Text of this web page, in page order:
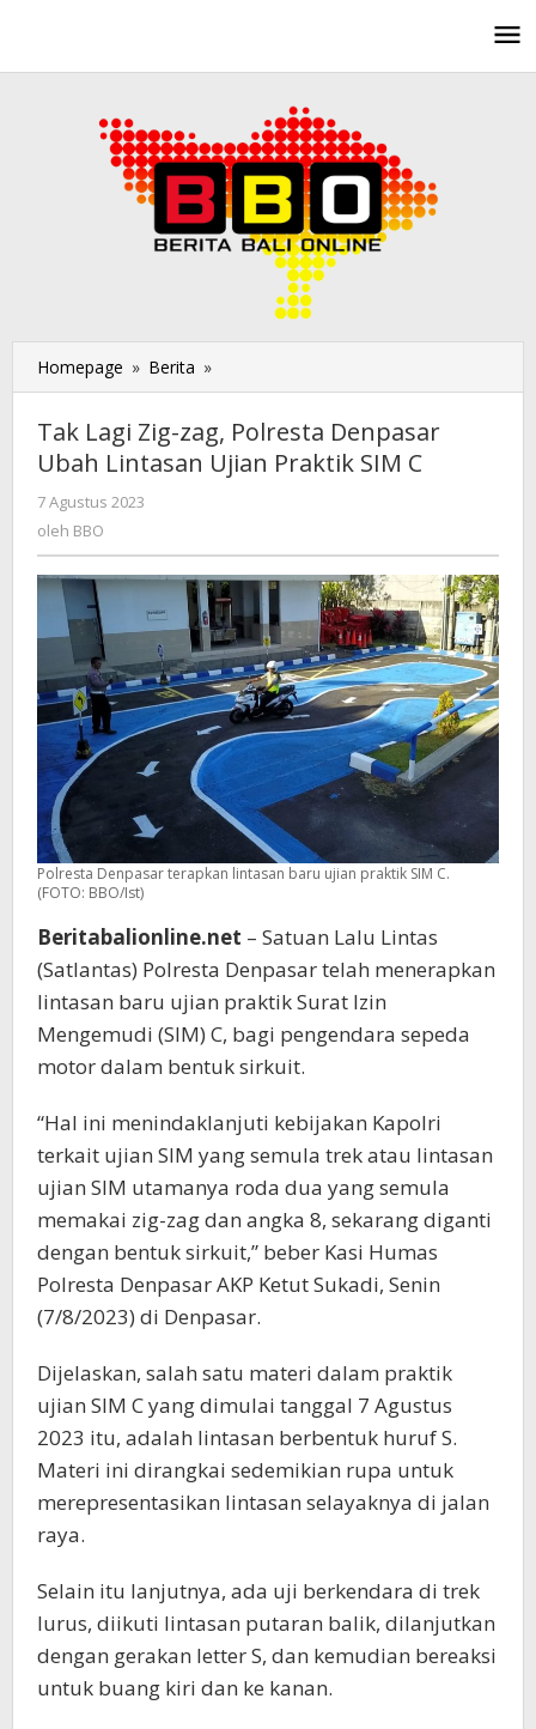
Homepage » Berita »
Lagi
zag,
Polresta
Praktik
SIM
C
Tak Lagi Zig-zag, Polresta Denpasar
Ubah Lintasan Ujian Praktik SIM C
7 Agustus 2023
oleh BBO
Polresta Denpasar terapkan lintasan baru ujian praktik SIM C.
(FOTO: BBO/Ist)
Beritabalionline.net – Satuan Lalu Lintas
(Satlantas) Polresta Denpasar telah menerapkan
lintasan baru ujian praktik Surat Izin
Mengemudi (SIM) C, bagi pengendara sepeda
motor dalam bentuk sirkuit.
“Hal ini menindaklanjuti kebijakan Kapolri
terkait ujian SIM yang semula trek atau lintasan
ujian SIM utamanya roda dua yang semula
memakai zig-zag dan angka 8, sekarang diganti
dengan bentuk sirkuit,” beber Kasi Humas
Polresta Denpasar AKP Ketut Sukadi, Senin
(7/8/2023) di Denpasar.
Dijelaskan, salah satu materi dalam praktik
ujian SIM C yang dimulai tanggal 7 Agustus
2023 itu, adalah lintasan berbentuk huruf S.
Materi ini dirangkai sedemikian rupa untuk
merepresentasikan lintasan selayaknya di jalan
raya.
Selain itu lanjutnya, ada uji berkendara di trek
lurus, diikuti lintasan putaran balik, dilanjutkan
dengan gerakan letter S, dan kemudian bereaksi
untuk buang kiri dan ke kanan.